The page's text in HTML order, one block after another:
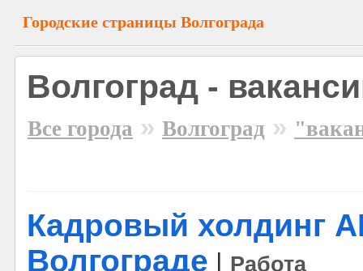
Городские страницы Волгограда
Волгоград -
Все города » Волгоград »
Кадровый холдинг
Волгограде
Работа